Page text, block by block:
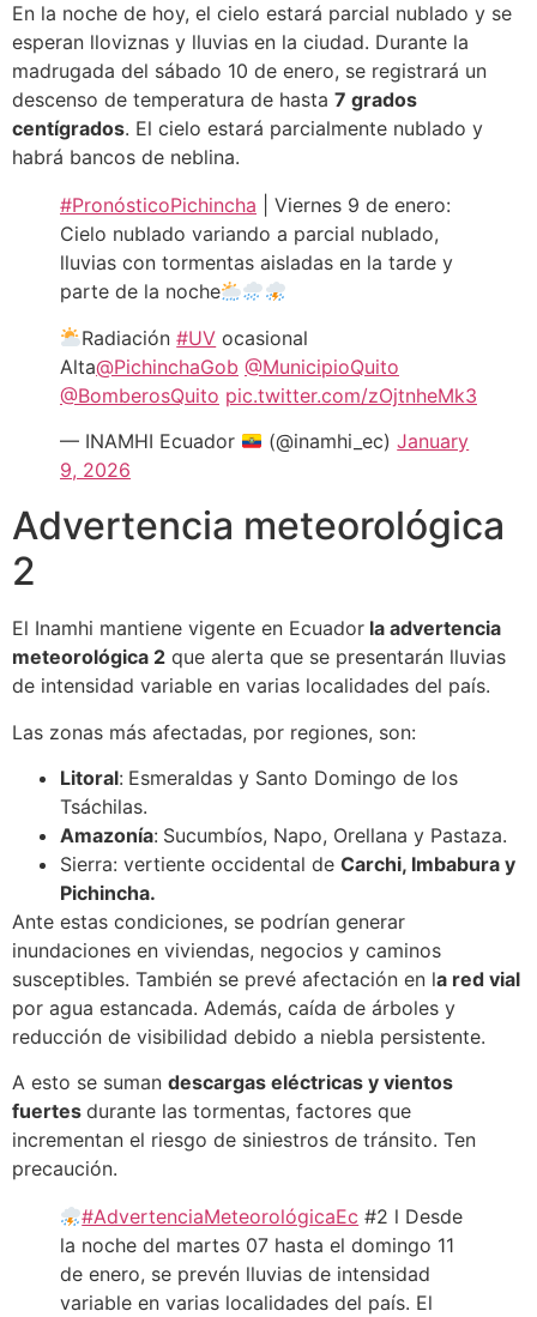
En la noche de hoy, el cielo estará parcial nublado y se
esperan lloviznas y lluvias en la ciudad. Durante la
madrugada del sábado 10 de enero, se registrará un
descenso de temperatura de hasta 7 grados
centígrados. El cielo estará parcialmente nublado y
habrá bancos de neblina.
#PronósticoPichincha | Viernes 9 de enero:
Cielo nublado variando a parcial nublado,
lluvias con tormentas aisladas en la tarde y
parte de la noche
Radiación#UV ocasional
Alta@PichinchaGob @MunicipioQuito
@BomberosQuito pic.twitter.com/zOjtnheMk3
— INAMHI Ecuador
(@inamhi_ec)January
9, 2026
Advertencia meteorológica
2
El Inamhi mantiene vigente en Ecuador la advertencia
meteorológica 2 que alerta que se presentarán lluvias
de intensidad variable en varias localidades del país.
Las zonas más afectadas, por regiones, son:
Litoral: Esmeraldas y Santo Domingo de los
Tsáchilas.
Amazonía: Sucumbíos, Napo, Orellana y Pastaza.
Sierra: vertiente occidental de Carchi, Imbabura y
Pichincha.
Ante estas condiciones, se podrían generar
inundaciones en viviendas, negocios y caminos
susceptibles. También se prevé afectación en la red vial
por agua estancada. Además, caída de árboles y
reducción de visibilidad debido a niebla persistente.
A esto se suman descargas eléctricas y vientos
fuertes durante las tormentas, factores que
incrementan el riesgo de siniestros de tránsito. Ten
precaución.
#AdvertenciaMeteorológicaEc #2 l Desde
la noche del martes 07 hasta el domingo 11
de enero, se prevén lluvias de intensidad
variable en varias localidades del país. El